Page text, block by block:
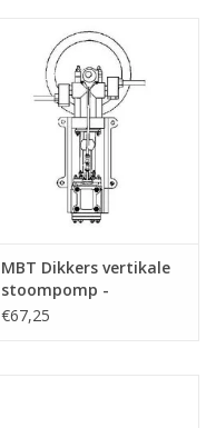
MBT Dikkers vertikale
stoompomp -
Bouwtekening Schaal 1
€67,25